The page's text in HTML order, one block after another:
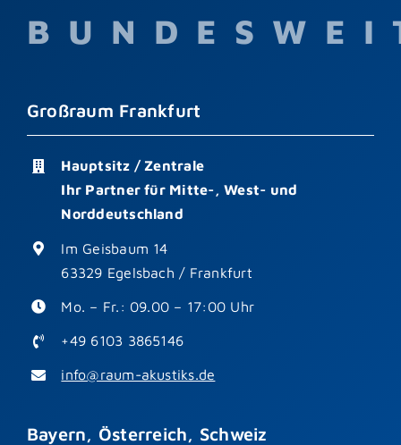
Großraum Frankfurt
Hauptsitz / Zentrale
Ihr Partner für Mitte-, West- und
Norddeutschland
Im Geisbaum 14
63329 Egelsbach / Frankfurt
Mo. – Fr.: 09.00 – 17:00 Uhr
+49 6103 3865146
info@raum-akustiks.de
Bayern, Österreich, Schweiz